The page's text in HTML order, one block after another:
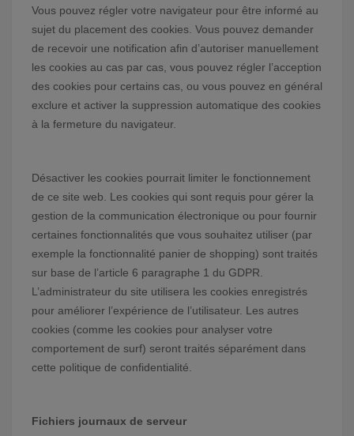
Vous pouvez régler votre navigateur pour être informé au
sujet du placement des cookies. Vous pouvez demander
de recevoir une notification afin d’autoriser manuellement
les cookies au cas par cas, vous pouvez régler l’acception
des cookies pour certains cas, ou vous pouvez en général
exclure et activer la suppression automatique des cookies
à la fermeture du navigateur.
Désactiver les cookies pourrait limiter le fonctionnement
de ce site web. Les cookies qui sont requis pour gérer la
gestion de la communication électronique ou pour fournir
certaines fonctionnalités que vous souhaitez utiliser (par
exemple la fonctionnalité panier de shopping) sont traités
sur base de l’article 6 paragraphe 1 du GDPR.
L’administrateur du site utilisera les cookies enregistrés
pour améliorer l’expérience de l’utilisateur. Les autres
cookies (comme les cookies pour analyser votre
comportement de surf) seront traités séparément dans
cette politique de confidentialité.
Fichiers journaux de serveur